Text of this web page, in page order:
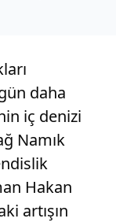
daha
iç denizi
Namık
Hakan
artışın